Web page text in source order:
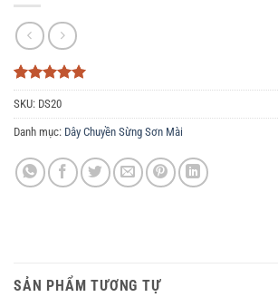
5trên 5
dựa trên
3
đánh giá
SKU: DS20
Danh mục: Dây Chuyền Sừng Sơn Mài
SẢN PHẨM TƯƠNG TỰ